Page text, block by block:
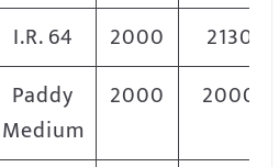
I.R. 64 2000
2130
Paddy
Medium
2000 2000